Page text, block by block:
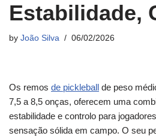
Estabilidade,
by João Silva 06/02/2026
Os remos de pickleball de peso
7,5 a 8,5 onças, oferecem uma
estabilidade e controlo para
sensação sólida em campo. O seu